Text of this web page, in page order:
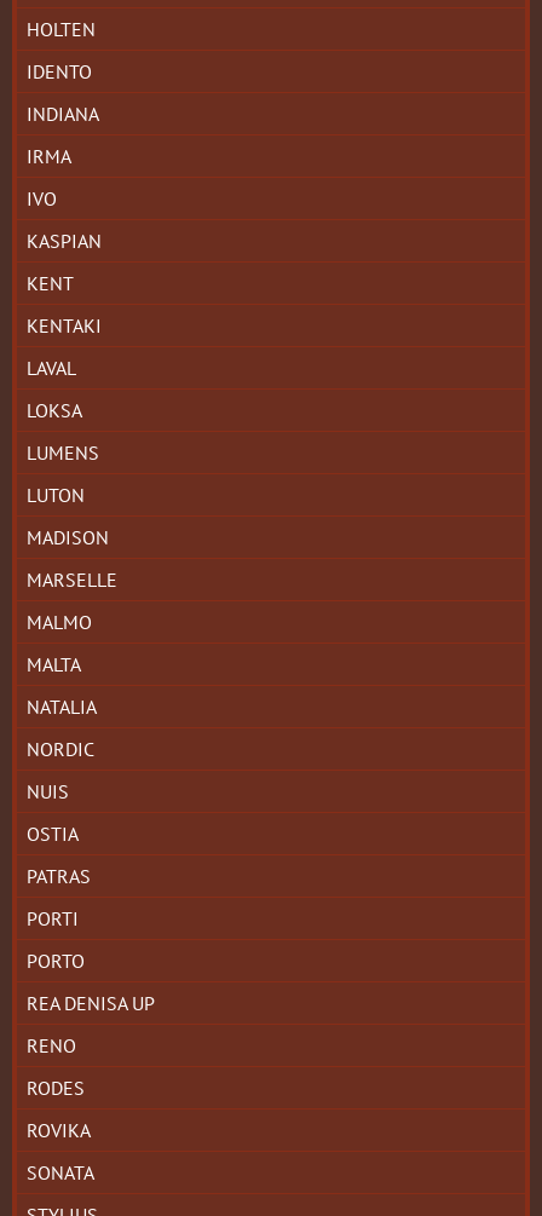
HOLTEN
IDENTO
INDIANA
IRMA
IVO
KASPIAN
KENT
KENTAKI
LAVAL
LOKSA
LUMENS
LUTON
MADISON
MARSELLE
MALMO
MALTA
NATALIA
NORDIC
NUIS
OSTIA
PATRAS
PORTI
PORTO
REA DENISA UP
RENO
RODES
ROVIKA
SONATA